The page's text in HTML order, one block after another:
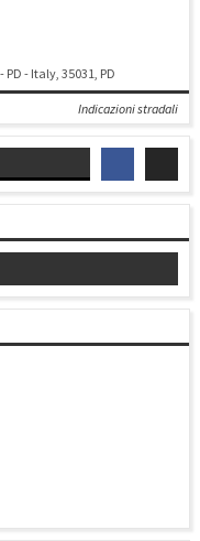
- Italy, 35031, PD
Indicazioni stradali